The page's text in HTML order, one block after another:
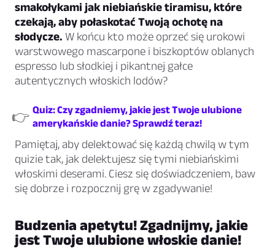
smakołykami jak niebiańskie tiramisu, które
czekają, aby połaskotać Twoją ochotę na
słodycze. W końcu kto może oprzeć się urokowi
warstwowego mascarpone i biszkoptów oblanych
espresso lub słodkiej i pikantnej gałce
autentycznych włoskich lodów?
👉 Quiz: Czy zgadniemy, jakie jest Twoje ulubione
amerykańskie danie? Sprawdź teraz!
Pamiętaj, aby delektować się każdą chwilą w tym
quizie tak, jak delektujesz się tymi niebiańskimi
włoskimi deserami. Ciesz się doświadczeniem, baw
się dobrze i rozpocznij grę w zgadywanie!
Budzenia apetytu! Zgadnijmy, jakie
jest Twoje ulubione włoskie danie!